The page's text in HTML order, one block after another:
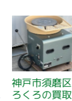
神戸市須磨
ろくろの買取